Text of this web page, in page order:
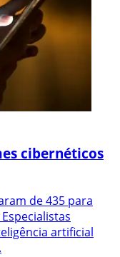
cibernéticos
de 435 para
artificial